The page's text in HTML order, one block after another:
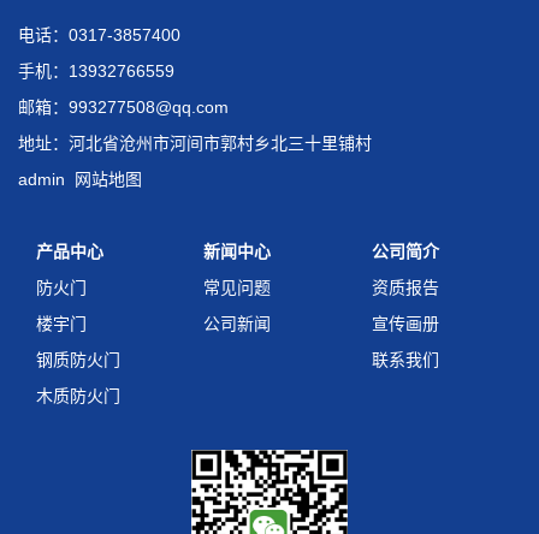
电话：0317-3857400
手机：13932766559
邮箱：993277508@qq.com
地址：河北省沧州市河间市郭村乡北三十里铺村
admin
网站地图
产品中心
防火门
楼宇门
钢质防火门
木质防火门
新闻中心
常见问题
公司新闻
公司简介
资质报告
宣传画册
联系我们